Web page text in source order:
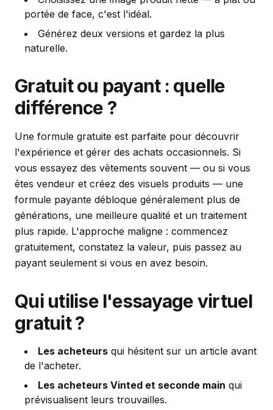
portée de face, c'est l'idéal.
Générez deux versions et gardez la plus
naturelle.
Gratuit ou payant : quelle
différence ?
Une formule gratuite est parfaite pour découvrir
l'expérience et gérer des achats occasionnels. Si
vous essayez des vêtements souvent — ou si vous
êtes vendeur et créez des visuels produits — une
formule payante débloque généralement plus de
générations, une meilleure qualité et un traitement
plus rapide. L'approche maligne : commencez
gratuitement, constatez la valeur, puis passez au
payant seulement si vous en avez besoin.
Qui utilise l'essayage virtuel
gratuit ?
Les acheteurs qui hésitent sur un article avant
de l'acheter.
Les acheteurs Vinted et seconde main qui
prévisualisent leurs trouvailles.